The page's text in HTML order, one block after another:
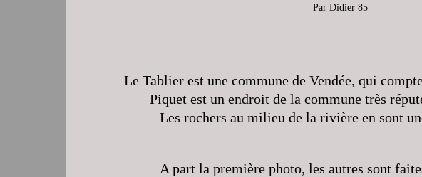
Par Didier 85
Le Tablier est une commune de Vendée, qui
Piquet est un endroit de la commune très
Les rochers au milieu de la rivière en sont
A part la première photo, les autres sont